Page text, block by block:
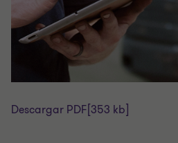
Descargar PDF[353 kb]